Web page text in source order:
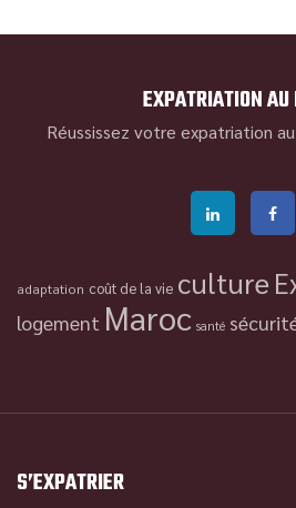
EXPATRIATION
Réussissez votre expatriation
adaptation coût de la vie culture
logement Maroc santé
S’EXPATRIER